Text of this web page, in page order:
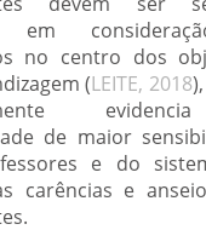
em
no centro dos
(LEITE, 2018
de maior
e do
carências e